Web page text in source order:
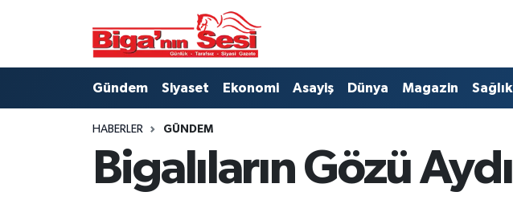
Gündem Siyaset Ekonomi Asayiş Dünya Magazin Sağlık
HABERLER GÜNDEM
Bigalıların Gözü
Belediye
Çanakkale Hava Durumu
Tüm Manşetler